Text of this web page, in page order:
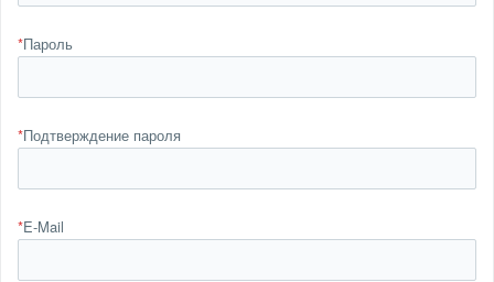
*Пароль
*Подтверждение пароля
*E-Mail